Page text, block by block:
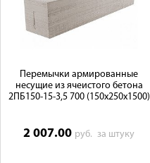
Галерея объектов
Перемычки армированные
несущие из ячеистого бетона
2ПБ150-15-3,5 700 (150х250х1500)
2 007.00 руб.за штуку